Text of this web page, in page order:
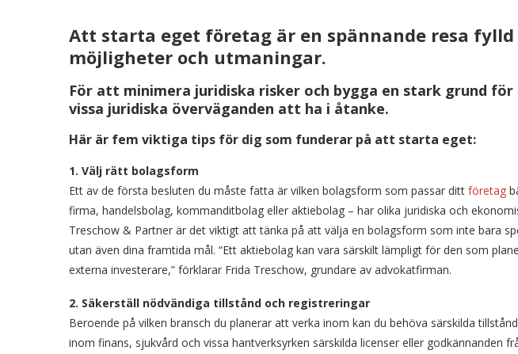
Att starta eget företag är en spännande resa fylld
möjligheter och utmaningar.
För att minimera juridiska risker och bygga en stark grund
vissa juridiska överväganden att ha i åtanke.
Här är fem viktiga tips för dig som funderar på att starta eget:
1. Välj rätt bolagsform
Ett av de första besluten du måste fatta är vilken bolagsform som passar ditt företag
firma, handelsbolag, kommanditbolag eller aktiebolag – har olika juridiska och
Treschow & Partner är det viktigt att tänka på att välja en bolagsform som inte bara
utan även dina framtida mål. “Ett aktiebolag kan vara särskilt lämpligt för den som
externa investerare,” förklarar Frida Treschow, grundare av advokatfirman.
2. Säkerställ nödvändiga tillstånd och registreringar
Beroende på vilken bransch du planerar att verka inom kan du behöva särskilda
inom finans, sjukvård och vissa hantverksyrken särskilda licenser eller godkännanden